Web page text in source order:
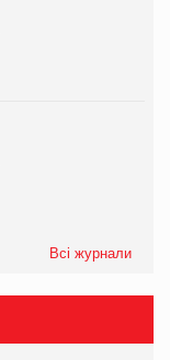
Всі журнали